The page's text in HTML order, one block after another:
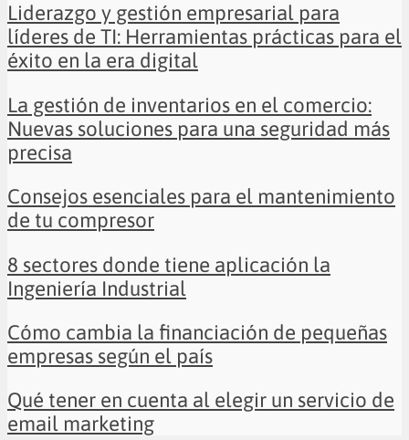
Liderazgo y gestión empresarial para
líderes de TI: Herramientas prácticas para el
éxito en la era digital
La gestión de inventarios en el comercio:
Nuevas soluciones para una seguridad más
precisa
Consejos esenciales para el mantenimiento
de tu compresor
8 sectores donde tiene aplicación la
Ingeniería Industrial
Cómo cambia la financiación de pequeñas
empresas según el país
Qué tener en cuenta al elegir un servicio de
email marketing